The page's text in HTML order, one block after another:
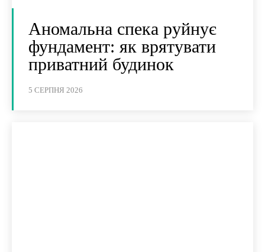
Аномальна спека руйнує
фундамент: як врятувати
приватний будинок
5 СЕРПНЯ 2026